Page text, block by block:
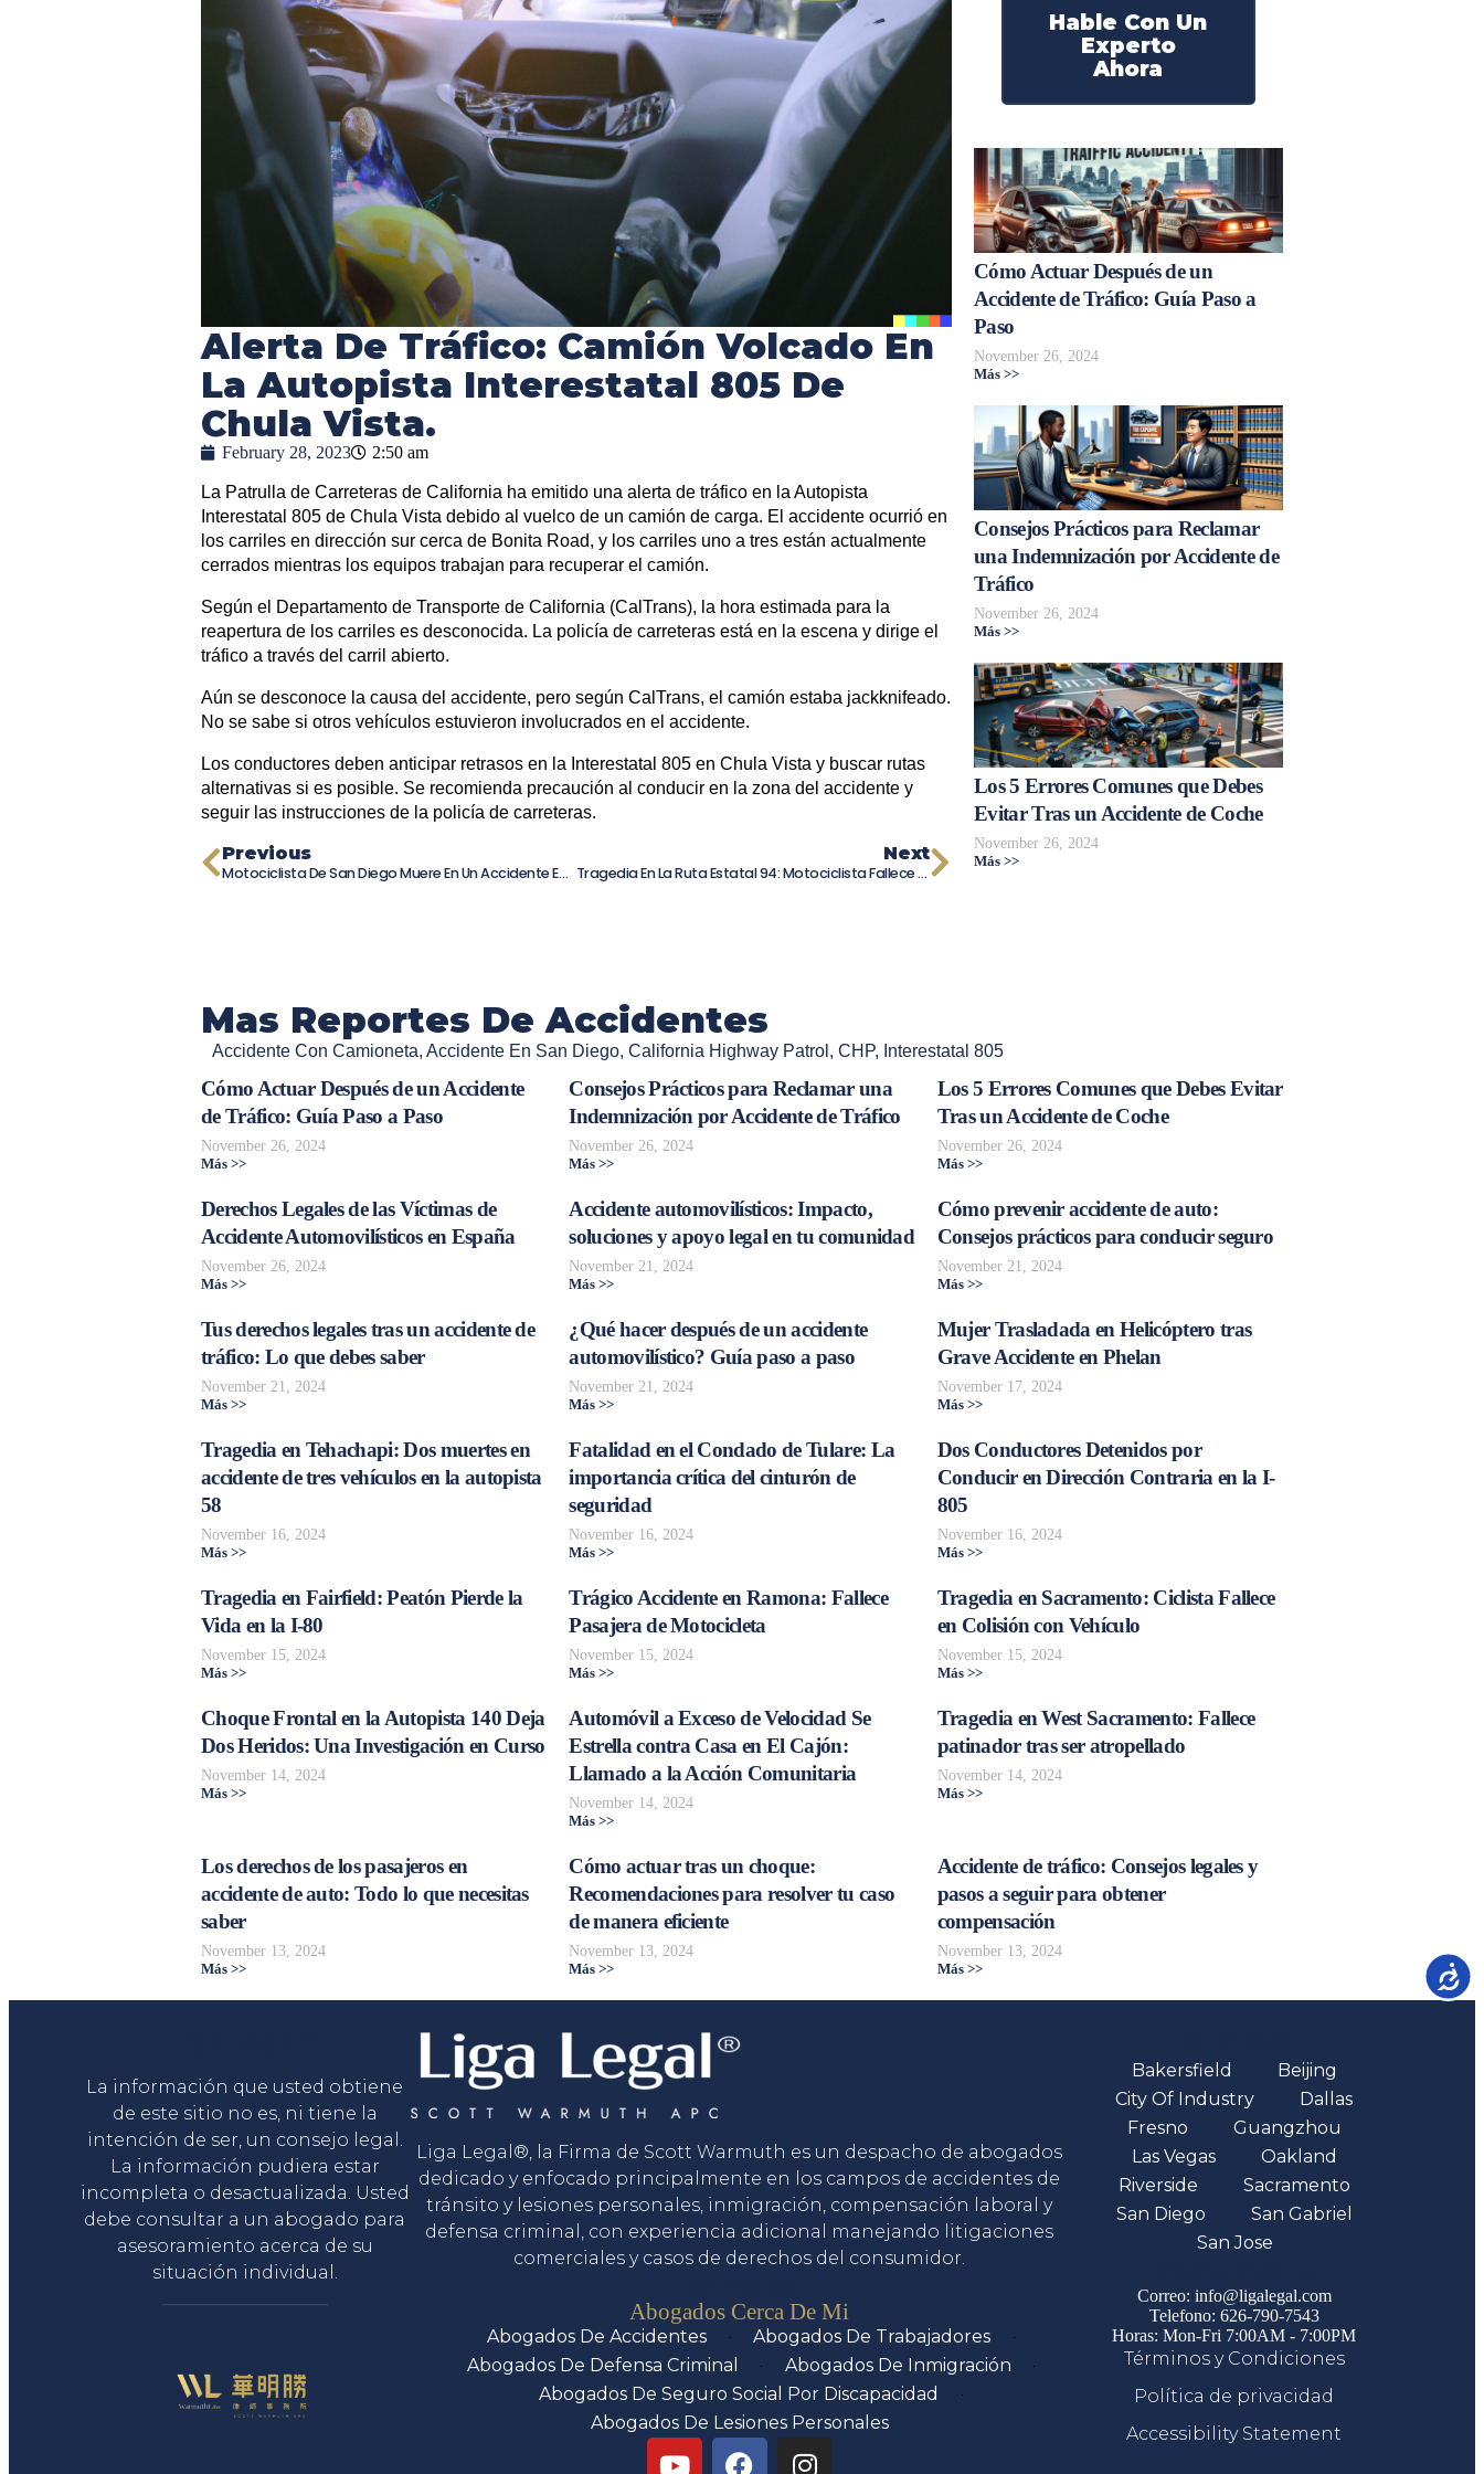
Alerta De Tráfico: Camión Volcado En
La Autopista Interestatal 805 De
Chula Vista.
February 28, 2023 2:50 am
La Patrulla de Carreteras de California ha emitido una alerta de tráfico en la Autopista
Interestatal 805 de Chula Vista debido al vuelco de un camión de carga. El accidente ocurrió en
los carriles en dirección sur cerca de Bonita Road, y los carriles uno a tres están actualmente
cerrados mientras los equipos trabajan para recuperar el camión.
Según el Departamento de Transporte de California (CalTrans), la hora estimada para la
reapertura de los carriles es desconocida. La policía de carreteras está en la escena y dirige el
tráfico a través del carril abierto.
Aún se desconoce la causa del accidente, pero según CalTrans, el camión estaba jackknifeado.
No se sabe si otros vehículos estuvieron involucrados en el accidente.
Los conductores deben anticipar retrasos en la Interestatal 805 en Chula Vista y buscar rutas
alternativas si es posible. Se recomienda precaución al conducir en la zona del accidente y
seguir las instrucciones de la policía de carreteras.
Previous
Motociclista De San Diego Muere En Un Accidente En Solitario En Ocean Beach
Next
Tragedia En La Ruta Estatal 94: Motociclista Fallece Tras Colisión Con Un Vehículo En East County
Hable Con Un
Experto
Ahora
Cómo Actuar Después de un
Accidente de Tráfico: Guía Paso a
Paso
November 26, 2024
Más >>
Consejos Prácticos para Reclamar
una Indemnización por Accidente de
Tráfico
November 26, 2024
Más >>
Los 5 Errores Comunes que Debes
Evitar Tras un Accidente de Coche
November 26, 2024
Más >>
Mas Reportes De Accidentes
Accidente Con Camioneta, Accidente En San Diego, California Highway Patrol , CHP, Interestatal 805
Cómo Actuar Después de un Accidente
de Tráfico: Guía Paso a Paso
November 26, 2024
Más >>
Consejos Prácticos para Reclamar una
Indemnización por Accidente de Tráfico
November 26, 2024
Más >>
Los 5 Errores Comunes que Debes Evitar
Tras un Accidente de Coche
November 26, 2024
Más >>
Derechos Legales de las Víctimas de
Accidente Automovilísticos en España
November 26, 2024
Más >>
Accidente automovilísticos: Impacto,
soluciones y apoyo legal en tu comunidad
November 21, 2024
Más >>
Cómo prevenir accidente de auto:
Consejos prácticos para conducir seguro
November 21, 2024
Más >>
Tus derechos legales tras un accidente de
tráfico: Lo que debes saber
November 21, 2024
Más >>
¿Qué hacer después de un accidente
automovilístico? Guía paso a paso
November 21, 2024
Más >>
Mujer Trasladada en Helicóptero tras
Grave Accidente en Phelan
November 17, 2024
Más >>
Tragedia en Tehachapi: Dos muertes en
accidente de tres vehículos en la autopista
58
November 16, 2024
Más >>
Fatalidad en el Condado de Tulare: La
importancia crítica del cinturón de
seguridad
November 16, 2024
Más >>
Dos Conductores Detenidos por
Conducir en Dirección Contraria en la I-
805
November 16, 2024
Más >>
Tragedia en Fairfield: Peatón Pierde la
Vida en la I-80
November 15, 2024
Más >>
Trágico Accidente en Ramona: Fallece
Pasajera de Motocicleta
November 15, 2024
Más >>
Tragedia en Sacramento: Ciclista Fallece
en Colisión con Vehículo
November 15, 2024
Más >>
Choque Frontal en la Autopista 140 Deja
Dos Heridos: Una Investigación en Curso
November 14, 2024
Más >>
Automóvil a Exceso de Velocidad Se
Estrella contra Casa en El Cajón:
Llamado a la Acción Comunitaria
November 14, 2024
Más >>
Tragedia en West Sacramento: Fallece
patinador tras ser atropellado
November 14, 2024
Más >>
Los derechos de los pasajeros en
accidente de auto: Todo lo que necesitas
saber
November 13, 2024
Más >>
Cómo actuar tras un choque:
Recomendaciones para resolver tu caso
de manera eficiente
November 13, 2024
Más >>
Accidente de tráfico: Consejos legales y
pasos a seguir para obtener
compensación
November 13, 2024
Más >>
La información que usted obtiene
de este sitio no es, ni tiene la
intención de ser, un consejo legal.
La información pudiera estar
incompleta o desactualizada. Usted
debe consultar a un abogado para
asesoramiento acerca de su
situación individual.
Liga Legal®, la Firma de Scott Warmuth es un despacho de abogados
dedicado y enfocado principalmente en los campos de accidentes de
tránsito y lesiones personales, inmigración, compensación laboral y
defensa criminal, con experiencia adicional manejando litigaciones
comerciales y casos de derechos del consumidor.
Abogados Cerca De Mi
Abogados De Accidentes
Abogados De Trabajadores
Abogados De Defensa Criminal
Abogados De Inmigración
Abogados De Seguro Social Por Discapacidad
Abogados De Lesiones Personales
Bakersfield
Beijing
City Of Industry
Dallas
Fresno
Guangzhou
Las Vegas
Oakland
Riverside
Sacramento
San Diego
San Gabriel
San Jose
Correo: info@ligalegal.com
Telefono: 626-790-7543
Horas: Mon-Fri 7:00AM - 7:00PM
Términos y Condiciones
Política de privacidad
Accessibility Statement